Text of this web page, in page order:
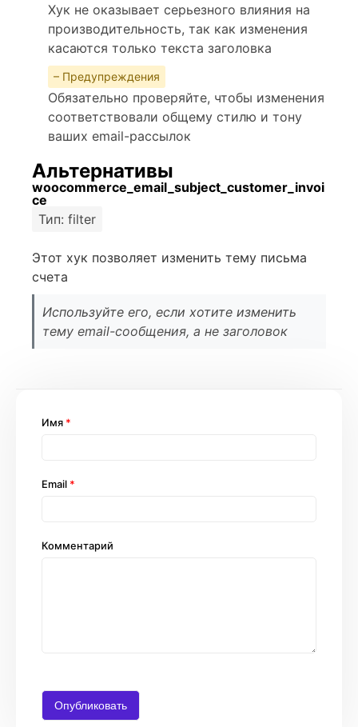
Хук не оказывает серьезного влияния на
производительность, так как изменения
касаются только текста заголовка
– Предупреждения
Обязательно проверяйте, чтобы изменения
соответствовали общему стилю и тону
ваших email-рассылок
Альтернативы
woocommerce_email_subject_customer_invoi
ce
Тип: filter
Этот хук позволяет изменить тему письма
счета
Используйте его, если хотите изменить
тему email-сообщения, а не заголовок
Комментарий
Имя *
Email *